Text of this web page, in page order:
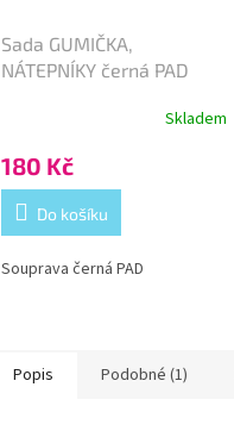
Sada GUMIČKA,
NÁTEPNÍKY černá PAD
Skladem
180 Kč
Do košíku
Souprava černá PAD
Popis Podobné (1)